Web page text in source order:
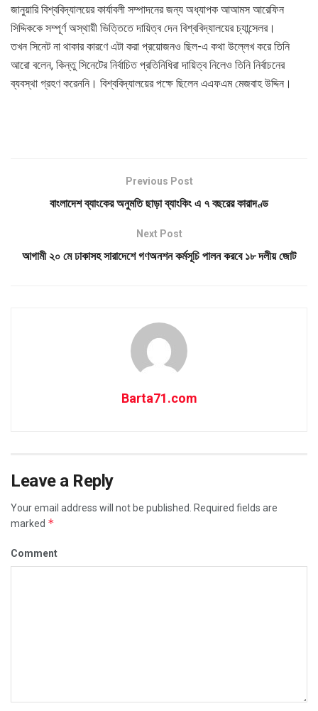
জানুয়ারি বিশ্ববিদ্যালয়ের কার্যাবলী সম্পাদনের জন্য অধ্যাপক আআমস আরেফিন
সিদ্দিককে সম্পূর্ণ অস্থায়ী ভিত্তিতে দায়িত্ব দেন বিশ্ববিদ্যালয়ের চ্যান্সেলর।
তখন সিনেট না থাকার কারণে এটা করা প্রয়োজনও ছিল-এ কথা উল্লেখ করে তিনি
আরো বলেন, কিন্তু সিনেটের নির্বাচিত প্রতিনিধিরা দায়িত্ব নিলেও তিনি নির্বাচনের
ব্যবস্থা গ্রহণ করেননি। বিশ্ববিদ্যালয়ের পক্ষে ছিলেন এএফএম মেজবাহ উদ্দিন।
Previous Post
বাংলাদেশ ব্যাংকের অনুমতি ছাড়া ব্যাংকিং এ ৭ বছরের কারাদণ্ড
Next Post
আগামী ২০ মে ঢাকাসহ সারাদেশে গণঅনশন কর্মসূচি পালন করবে ১৮ দলীয় জোট
Barta71.com
Leave a Reply
Your email address will not be published. Required fields are
marked *
Comment